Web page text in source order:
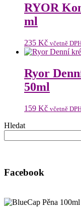
RYOR
ml
235 Kč včetně
Ryor
50ml
159 Kč včetně
Hledat
Facebook